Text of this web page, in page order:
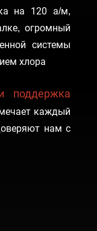
на 120 а/м,
огромный
системы
хлора
поддержка
каждый
нам с